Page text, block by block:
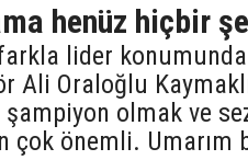
henüz hiçbir
farkla lider
Ali Oraloğlu
olmak ve
önemli. Umarım